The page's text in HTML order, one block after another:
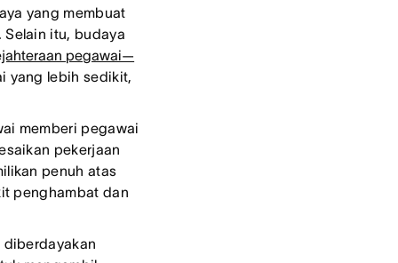
yang membuat
itu, budaya
pegawai—
yang lebih sedikit,
memberi pegawai
pekerjaan
penuh atas
penghambat dan